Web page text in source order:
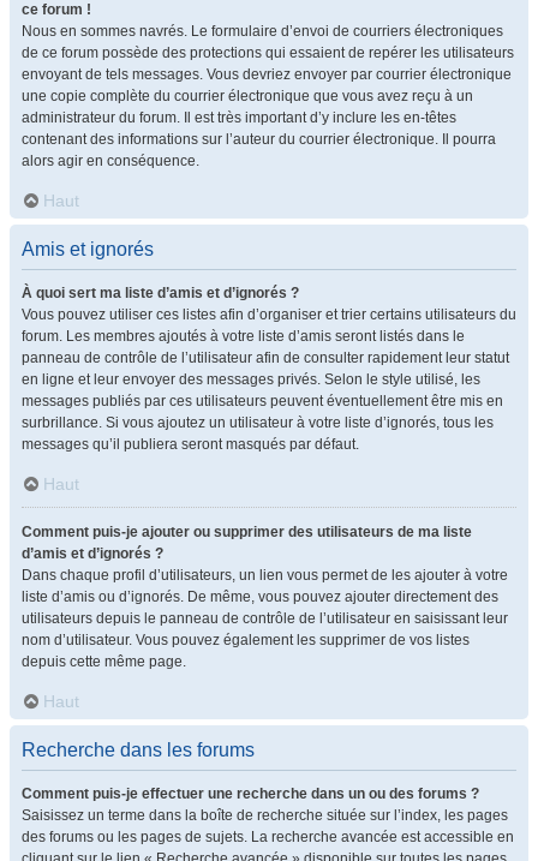
ce forum !
Nous en sommes navrés. Le formulaire d’envoi de courriers électroniques
de ce forum possède des protections qui essaient de repérer les utilisateurs
envoyant de tels messages. Vous devriez envoyer par courrier électronique
une copie complète du courrier électronique que vous avez reçu à un
administrateur du forum. Il est très important d’y inclure les en-têtes
contenant des informations sur l’auteur du courrier électronique. Il pourra
alors agir en conséquence.
Haut
Amis et ignorés
À quoi sert ma liste d’amis et d’ignorés ?
Vous pouvez utiliser ces listes afin d’organiser et trier certains utilisateurs du
forum. Les membres ajoutés à votre liste d’amis seront listés dans le
panneau de contrôle de l’utilisateur afin de consulter rapidement leur statut
en ligne et leur envoyer des messages privés. Selon le style utilisé, les
messages publiés par ces utilisateurs peuvent éventuellement être mis en
surbrillance. Si vous ajoutez un utilisateur à votre liste d’ignorés, tous les
messages qu’il publiera seront masqués par défaut.
Haut
Comment puis-je ajouter ou supprimer des utilisateurs de ma liste
d’amis et d’ignorés ?
Dans chaque profil d’utilisateurs, un lien vous permet de les ajouter à votre
liste d’amis ou d’ignorés. De même, vous pouvez ajouter directement des
utilisateurs depuis le panneau de contrôle de l’utilisateur en saisissant leur
nom d’utilisateur. Vous pouvez également les supprimer de vos listes
depuis cette même page.
Haut
Recherche dans les forums
Comment puis-je effectuer une recherche dans un ou des forums ?
Saisissez un terme dans la boîte de recherche située sur l’index, les pages
des forums ou les pages de sujets. La recherche avancée est accessible en